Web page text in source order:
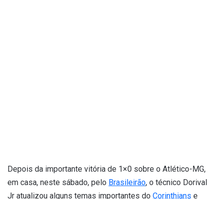
Depois da importante vitória de 1×0 sobre o Atlético-MG,
em casa, neste sábado, pelo Brasileirão, o técnico Dorival
Jr atualizou alguns temas importantes do Corinthians e